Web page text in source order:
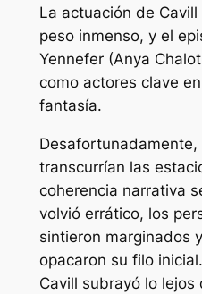
La actuación de
peso inmenso, y el
Yennefer (Anya
como actores clave
fantasía.
transcurrían las
coherencia narrativa
volvió errático, los
sintieron marginados
opacaron su filo
Cavill subrayó lo